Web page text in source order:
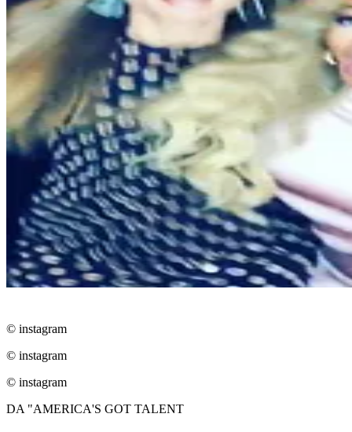
© instagram
© instagram
© instagram
DA "AMERICA'S GOT TALENT